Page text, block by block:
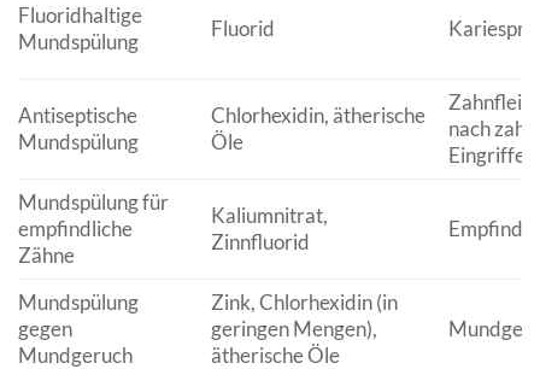
Fluoridhaltige
Mundspülung
Fluorid
Antiseptische
Mundspülung
Chlorhexidin, ätherische
Öle
nach
Mundspülung für
empfindliche
Zähne
Kaliumnitrat,
Zinnfluorid
Mundspülung
gegen
Mundgeruch
Zink, Chlorhexidin (in
geringen Mengen),
ätherische Öle